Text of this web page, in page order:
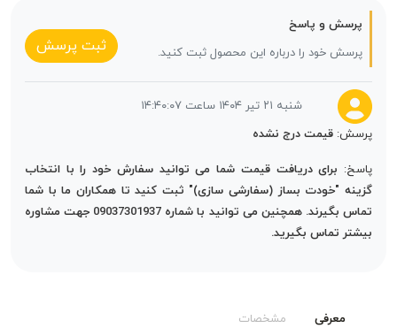
پرسش و پاسخ
پرسش خود را درباره این محصول ثبت کنید.
ثبت پرسش
شنبه ۲۱ تیر ۱۴۰۴ ساعت ۱۴:۴۰:۰۷
پرسش: قیمت درج نشده
پاسخ: برای دریافت قیمت شما می توانید سفارش خود را با انتخاب
گزینه "خودت بساز (سفارشی سازی)" ثبت کنید تا همکاران ما با شما
تماس بگیرند. همچنین می توانید با شماره 09037301937 جهت مشاوره
بیشتر تماس بگیرید.
معرفی مشخصات